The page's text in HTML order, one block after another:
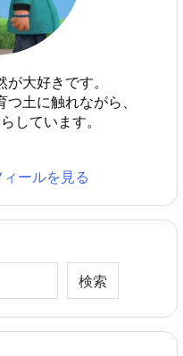
大好きです。
土に触れながら、
しています。
ールを見る
検索